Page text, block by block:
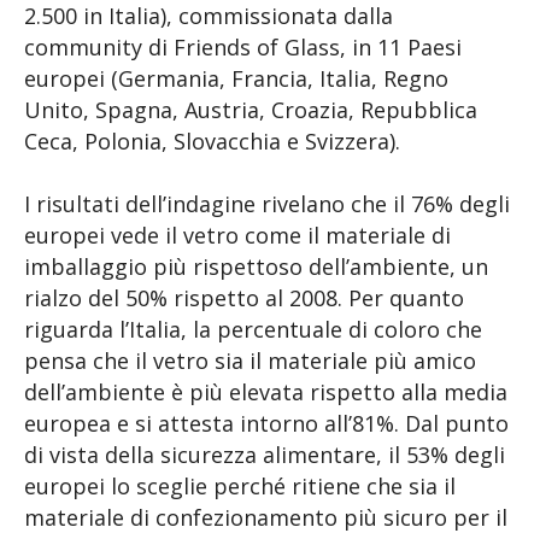
2.500 in Italia), commissionata dalla
community di Friends of Glass, in 11 Paesi
europei (Germania, Francia, Italia, Regno
Unito, Spagna, Austria, Croazia, Repubblica
Ceca, Polonia, Slovacchia e Svizzera).
I risultati dell’indagine rivelano che il 76% degli
europei vede il vetro come il materiale di
imballaggio più rispettoso dell’ambiente, un
rialzo del 50% rispetto al 2008. Per quanto
riguarda l’Italia, la percentuale di coloro che
pensa che il vetro sia il materiale più amico
dell’ambiente è più elevata rispetto alla media
europea e si attesta intorno all’81%. Dal punto
di vista della sicurezza alimentare, il 53% degli
europei lo sceglie perché ritiene che sia il
materiale di confezionamento più sicuro per il